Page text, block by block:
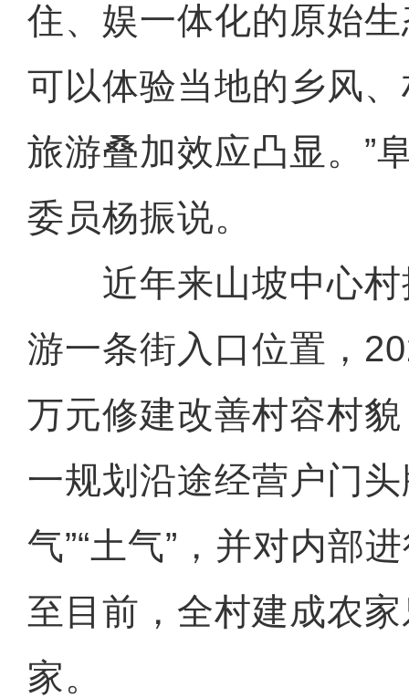
住、娱一体化的原始
可以体验当地的乡风
旅游叠加效应凸显。”
委员杨振说。
近年来山坡中心村
游一条街入口位置，
万元修建改善村容村
一规划沿途经营户门
气”“土气”，并对内部
至目前，全村建成农
家。